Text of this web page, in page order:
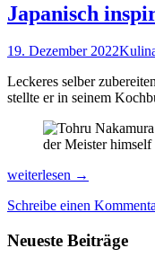
Japanisch
19. Dezember 2022
Leckeres selber
stellte er in seinem
der Meister
Japanisch
Kochen
Tohru
weiterlesen →
Schreibe einen
Neueste Beiträge